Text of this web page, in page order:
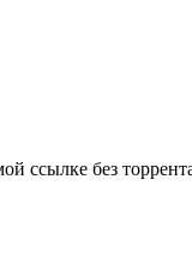
ссылке без